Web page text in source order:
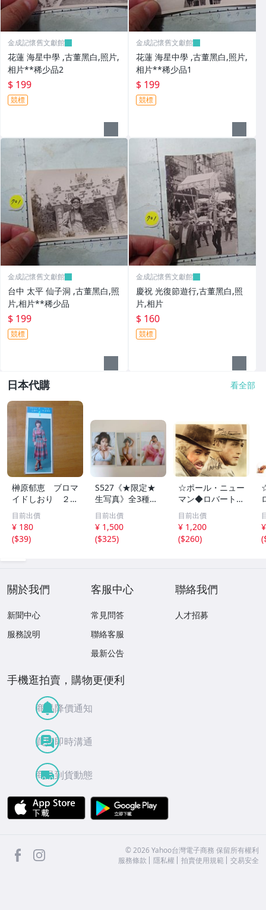
金成記懷舊文獻館
花蓮 海星中學 ,古董黑白,照片,
相片**稀少品2
$ 199
競標
金成記懷舊文獻館
花蓮 海星中學 ,古董黑白,照片,
相片**稀少品1
$ 199
競標
金成記懷舊文獻館
台中 太平 仙子洞 ,古董黑白,照
片,相片**稀少品
$ 199
競標
金成記懷舊文獻館
慶祝 光復節遊行,古董黑白,照
片,相片
$ 160
競標
日本代購 看全部
榊原郁恵 ブロマ
イドしおり ２枚
組 レトロ 送料
１１０円 未開封
目前出價
¥ 180
($39)
S527《★限定★
生写真》全3種セ
ット【井口裕香】
FLASH（フラッシ
ュ）2026年8月18
日・25日合併号
目前出價
¥ 1,500
($325)
☆ポール・ニュー
マン◆ロバート・
レッドフォード◆
サイン入り写真◆
30x20㎝☆
目前出價
¥ 1,200
($260)
(
關於我們
新聞中心
服務說明
客服中心
常見問答
聯絡客服
最新公告
聯絡我們
人才招募
手機逛拍賣，購物更便利
商品降價通知
買賣即時溝通
商品到貨動態
APP Store
facebook ©2026 Yahoo台灣電子商務 保留所有權利
服務條款
隱私權 拍賣使用規範 交易安全